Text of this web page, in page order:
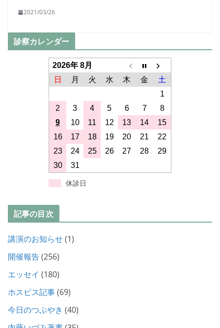
2021/03/26
診察カレンダー
2026年 8月
日
月 火 水 木 金
土
1
2
3 4 5 6 7
8
9
10 11 12 13 14
15
16
17 18 19 20 21
22
23
24 25 26 27 28
29
30
31
休診日
記事の目次
講演のお知らせ(1)
開催報告(256)
エッセイ (180)
ホスピス記事(69)
今日のつぶやき (40)